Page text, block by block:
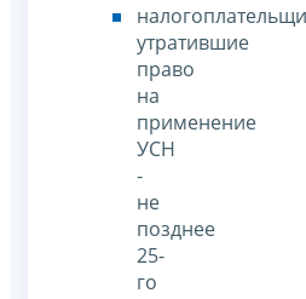
утратившие
право
на
применение
УСН
-
не
позднее
25-
го